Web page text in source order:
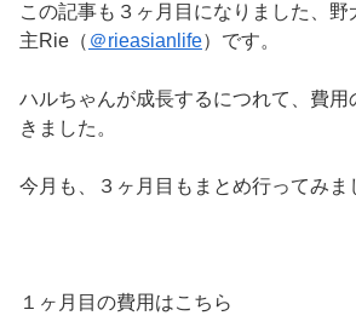
この記事も３ヶ月目になりました、
主Rie（ ＠rieasianlife）です。
ハルちゃんが成長するにつれて、費用
きました。
今月も、３ヶ月目もまとめ行ってみま
１ヶ月目の費用はこちら